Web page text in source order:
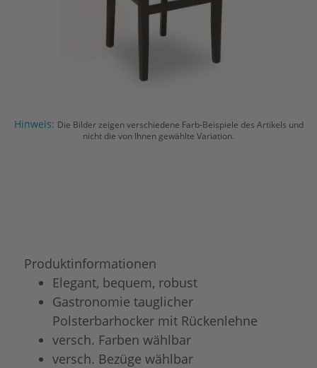
Hinweis: Die Bilder zeigen verschiedene Farb-Beispiele des Artikels und
nicht die von Ihnen gewählte Variation.
Produktinformationen
Elegant, bequem, robust
Gastronomie tauglicher
Polsterbarhocker mit Rückenlehne
versch. Farben wählbar
versch. Bezüge wählbar